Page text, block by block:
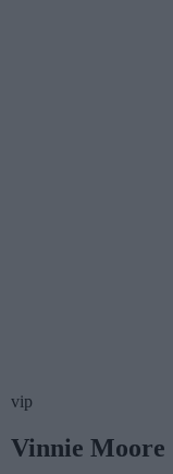
vip
Vinnie Moore